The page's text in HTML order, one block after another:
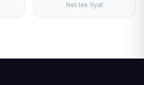
Net tek fiyat